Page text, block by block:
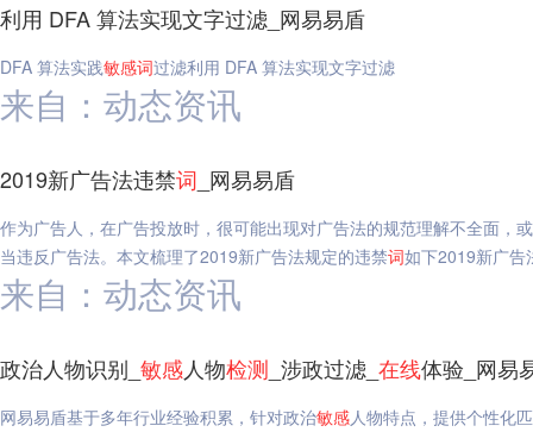
利用 DFA 算法实现文字过滤_网易易盾
DFA 算法实践敏感词过滤利用 DFA 算法实现文字过滤
来自：动态资讯
2019新广告法违禁词 _网易易盾
作为广告人，在广告投放时，很可能出现对广告法的规范理解不全面，
当违反广告法。本文梳理了2019新广告法规定的违禁词如下2019新广告
来自：动态资讯
政治人物识别_ 敏感人物检测 _涉政过滤_ 在线体验_网易
网易易盾基于多年行业经验积累，针对政治敏感人物特点，提供个性化